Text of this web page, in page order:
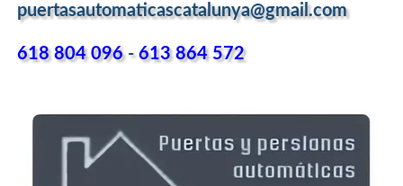
puertasautomaticascatalunya@gmail.com
618 804 096-613 864 572